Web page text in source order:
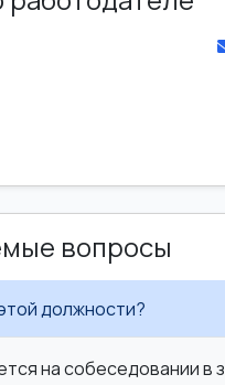
вопросы
должности?
на собеседовании в